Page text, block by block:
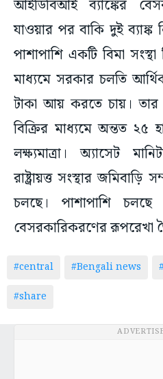
আইডিবিআই ব্যাঙ্কের
যাওয়ার পর বাকি দুই
পাশাপাশি একটি বিমা
মাধ্যমে সরকার চলতি
টাকা আয় করতে চায়।
বিক্রির মাধ্যমে অন্তত ২৫
লক্ষ্যমাত্রা। অ্যাসেট
রাষ্ট্রায়ত্ত সংস্থার
চলছে। পাশাপাশি চলছে
বেসরকারিকরণের রূপরেখা
#central #Bengali news
#share